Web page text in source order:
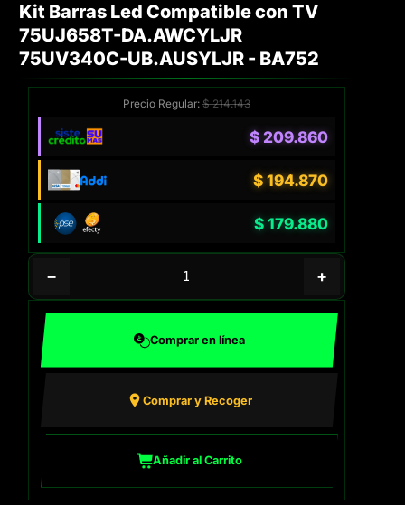
Kit Barras Led Compatible con TV
75UJ658T-DA.AWCYLJR
75UV340C-UB.AUSYLJR - BA752
Precio Regular:$214.143
$209.860
$194.870
$179.880
− +
Comprar en línea
Comprar y Recoger
Añadir al Carrito